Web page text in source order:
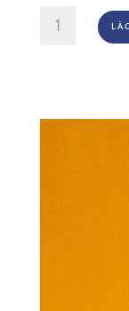
Gallery
753